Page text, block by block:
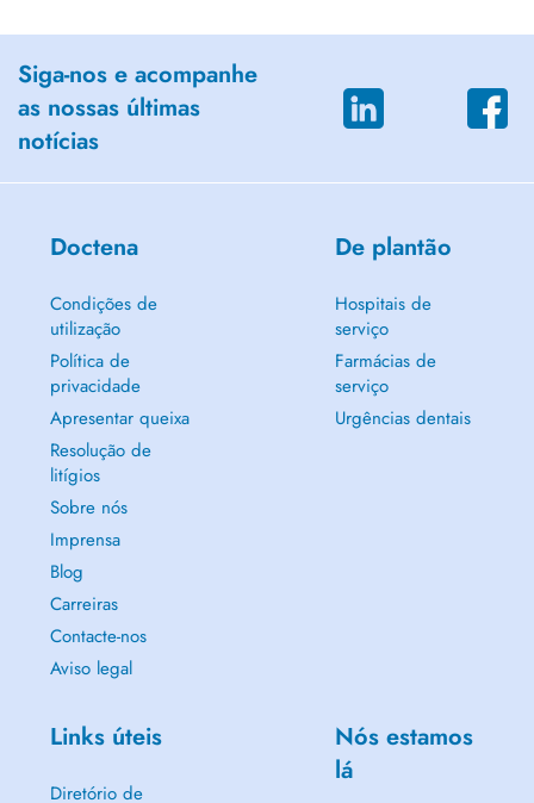
Siga-nos e acompanhe
as nossas últimas
notícias
Doctena
Condições de
utilização
Política de
privacidade
Apresentar queixa
Resolução de
litígios
Sobre nós
Imprensa
Blog
Carreiras
Contacte-nos
Aviso legal
De plantão
Hospitais de
serviço
Farmácias de
serviço
Urgências dentais
Links úteis
Diretório de
Nós estamos
lá